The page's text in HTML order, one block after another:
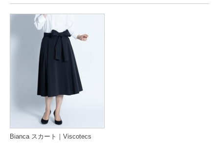
Bianca スカート｜Viscotecs